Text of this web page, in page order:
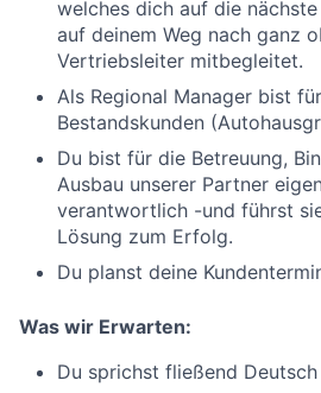
welches dich auf die
auf deinem Weg nach ganz
Vertriebsleiter mitbegleitet.
Als Regional Manager bist
Bestandskunden
Du bist für die Betreuung,
Ausbau unserer Partner
verantwortlich -und führst
Lösung zum Erfolg.
Du planst deine
Was wir Erwarten:
Du sprichst fließend Deutsch